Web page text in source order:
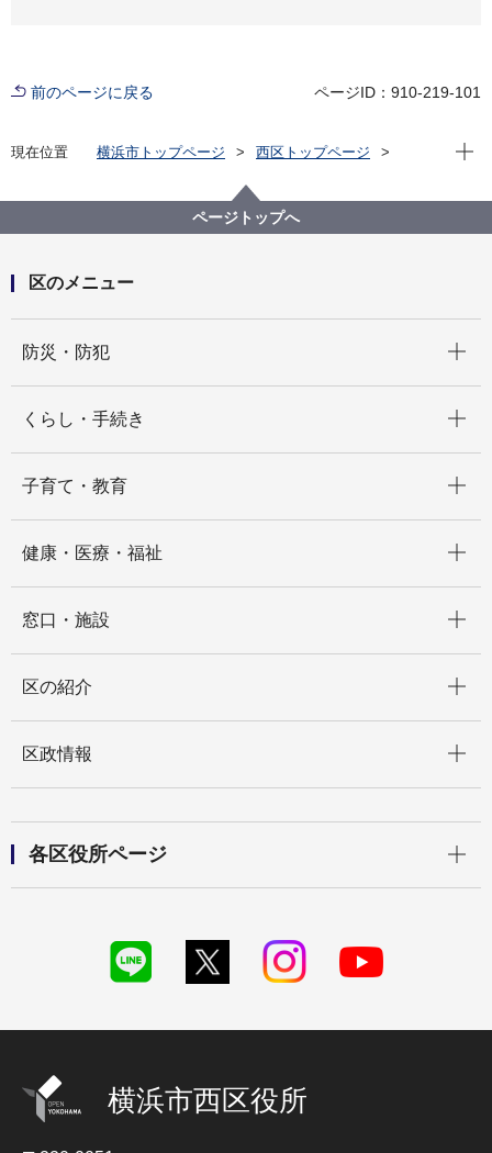
前のページに戻る ページID：910-219-101
現在位置 横浜市トップページ
西区トップページ
井伊直弼像・掃部山公園の写真
現在
ページトップへ
区のメニュー
防災・防犯
くらし・手続き
子育て・教育
健康・医療・福祉
窓口・施設
区の紹介
区政情報
各区役所ページ
横浜市西区役所